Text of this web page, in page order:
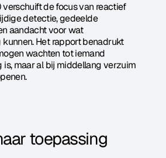
verschuift de focus van reactief
detectie, gedeelde
aandacht voor wat
Het rapport benadrukt
wachten tot iemand
maar al bij middellang verzuim
toepassing